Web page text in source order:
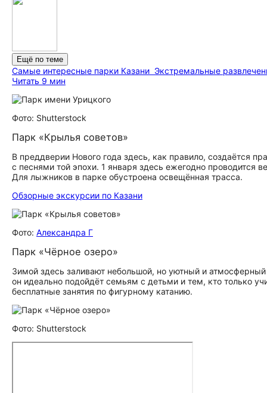
Ещё по теме
Самые интересные парки Казани Экстремальные
Читать 9 мин
Фото: Shutterstock
Парк «Крылья советов»
В преддверии Нового года здесь, как правило, создаётся
с песнями той эпохи. 1 января здесь ежегодно
Для лыжников в парке обустроена освещённая трасса.
Обзорные экскурсии по Казани
Фото: Александра Г
Парк «Чёрное озеро»
Зимой здесь заливают небольшой, но уютный и
он идеально подойдёт семьям с детьми и тем, кто только
бесплатные занятия по фигурному катанию.
Фото: Shutterstock